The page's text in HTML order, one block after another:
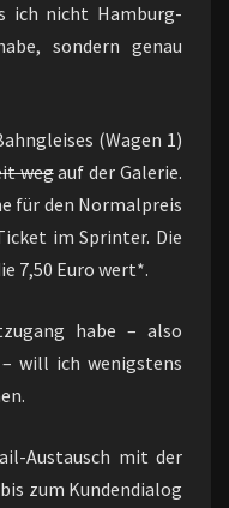
ich nicht Hamburg-
sondern genau
(Wagen 1)
wegauf der Galerie.
für den Normalpreis
im Sprinter. Die
7,50 Euro wert*.
habe – also
will ich wenigstens
Austausch mit der
zum Kundendialog